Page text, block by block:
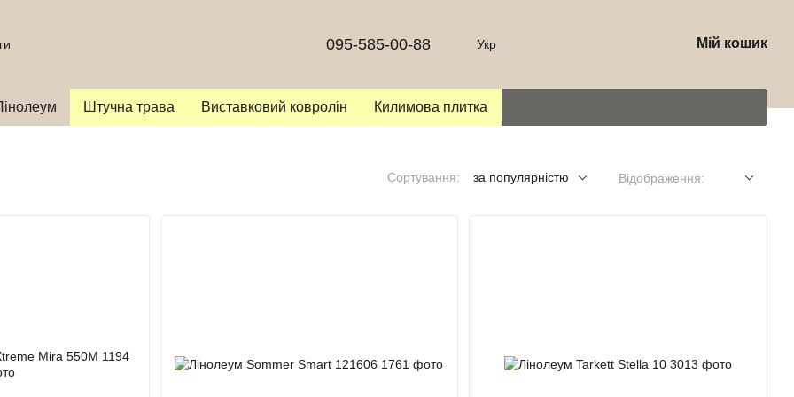
095-585-00-88 Укр Мій кошик
Штучна трава Виставковий ковролін Килимова плитка
Сортування: за популярністю Відображення: